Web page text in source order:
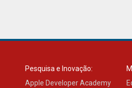
Pesquisa e Inovação:
Apple Developer Academy